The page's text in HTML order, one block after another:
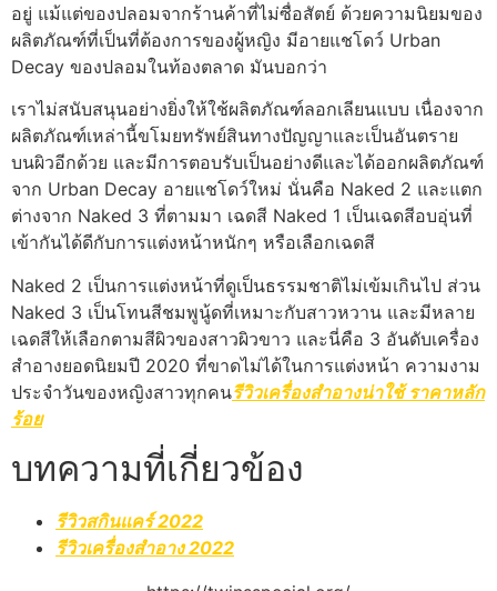
อยู่ แม้แต่ของปลอมจากร้านค้าที่ไม่ซื่อสัตย์ ด้วยความนิยมของ
ผลิตภัณฑ์ที่เป็นที่ต้องการของผู้หญิง มีอายแชโดว์ Urban
Decay ของปลอมในท้องตลาด มันบอกว่า
เราไม่สนับสนุนอย่างยิ่งให้ใช้ผลิตภัณฑ์ลอกเลียนแบบ เนื่องจาก
ผลิตภัณฑ์เหล่านี้ขโมยทรัพย์สินทางปัญญาและเป็นอันตราย
บนผิวอีกด้วย และมีการตอบรับเป็นอย่างดีและได้ออกผลิตภัณฑ์
จาก Urban Decay อายแชโดว์ใหม่ นั่นคือ Naked 2 และแตก
ต่างจาก Naked 3 ที่ตามมา เฉดสี Naked 1 เป็นเฉดสีอบอุ่นที่
เข้ากันได้ดีกับการแต่งหน้าหนักๆ หรือเลือกเฉดสี
Naked 2 เป็นการแต่งหน้าที่ดูเป็นธรรมชาติไม่เข้มเกินไป ส่วน
Naked 3 เป็นโทนสีชมพูนู้ดที่เหมาะกับสาวหวาน และมีหลาย
เฉดสีให้เลือกตามสีผิวของสาวผิวขาว และนี่คือ 3 อันดับเครื่อง
สำอางยอดนิยมปี 2020 ที่ขาดไม่ได้ในการแต่งหน้า ความงาม
ประจำวันของหญิงสาวทุกคนรีวิวเครื่องสำอางน่าใช้ ราคาหลัก
ร้อย
บทความที่เกี่ยวข้อง
รีวิวสกินแคร์ 2022
รีวิวเครื่องสำอาง 2022